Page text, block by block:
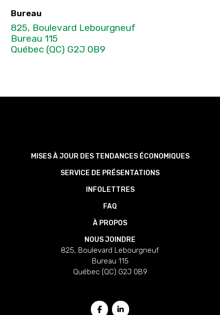
Bureau
825, Boulevard Lebourgneuf
Bureau 115
Québec (QC) G2J 0B9
MISES À JOUR DES TENDANCES ÉCONOMIQUES
SERVICE DE PRÉSENTATIONS
INFOLETTRES
FAQ
À PROPOS
NOUS JOINDRE
825, Boulevard Lebourgneuf
Bureau 115
Québec (QC) G2J 0B9